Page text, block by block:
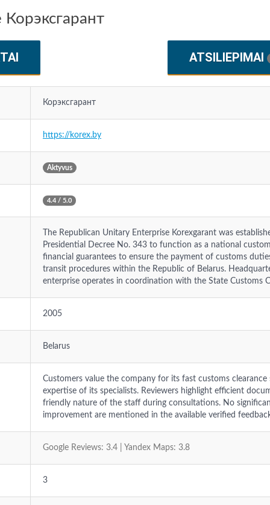
ATSILIEPIMAI
Корэксгарант
https://korex.by
Aktyvus
4.4 / 5.0
The Republican Unitary Enterprise Korexgarant was
Presidential Decree No. 343 to function as a national
financial guarantees to ensure the payment of customs
transit procedures within the Republic of Belarus.
enterprise operates in coordination with the State Customs
2005
Belarus
Customers value the company for its fast customs clearance
expertise of its specialists. Reviewers highlight efficient
friendly nature of the staff during consultations. No
improvement are mentioned in the available verified
Google Reviews: 3.4 | Yandex Maps: 3.8
3